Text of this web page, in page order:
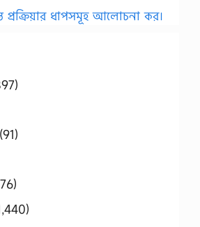
প্রক্রিয়ার ধাপসমূহ আলোচনা কর।
(91)